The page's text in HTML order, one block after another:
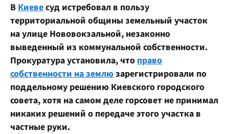
В Киевесуд истребовал в пользу
территориальной общины земельный участок
на улице Нововокзальной, незаконно
выведенный из коммунальной собственности.
Прокуратура установила, что право
собственности на землюзарегистрировали по
поддельному решению Киевского городского
совета, хотя на самом деле горсовет не принимал
никаких решений о передаче этого участка в
частные руки.